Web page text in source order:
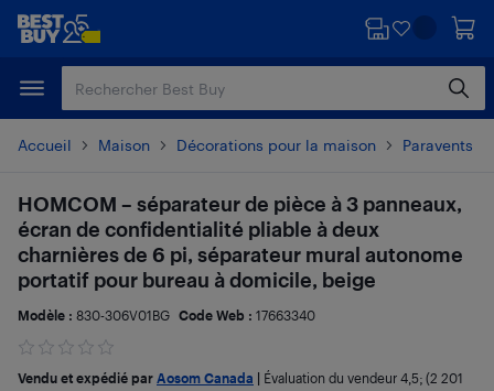
Passer
principal
Passer
Accueil Maison Décorations pour la maison Paravents
HOMCOM – séparateur de pièce à 3 panneaux,
écran de confidentialité pliable à deux
charnières de 6 pi, séparateur mural autonome
portatif pour bureau à domicile, beige
Modèle : 830-306V01BG Code Web : 17663340
Vendu et expédié par Aosom Canada Évaluation du vendeur 4,5; (2 201